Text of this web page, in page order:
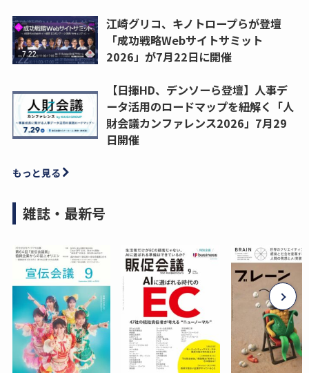
江崎グリコ、キノトロープらが登壇
「成功戦略Webサイトサミット
2026」が7月22日に開催
【日揮HD、デンソーら登壇】人事デ
ータ活用のロードマップを紐解く「人
財会議カンファレンス2026」7月29
日開催
もっと見る
雑誌・最新号